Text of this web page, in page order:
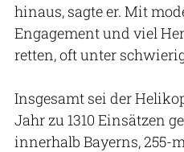
hinaus, sagte er. Mit
Engagement und viel
retten, oft unter
Insgesamt sei der
Jahr zu 1310 Einsätzen
innerhalb Bayerns, 255-